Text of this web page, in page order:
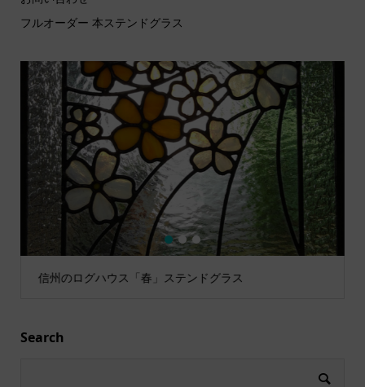
フルオーダー 本ステンドグラス
信州のログハウス「春」ステンドグラス
1 2 3
Search